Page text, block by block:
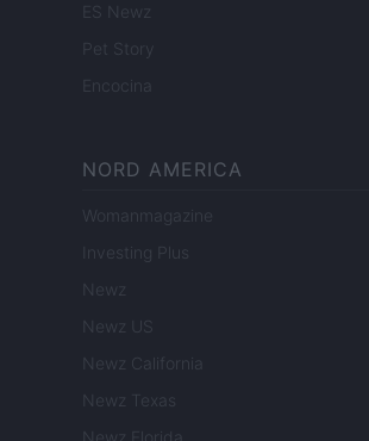
ES Newz
Pet Story
Encocina
NORD AMERICA
Womanmagazine
Investing Plus
Newz
Newz US
Newz California
Newz Texas